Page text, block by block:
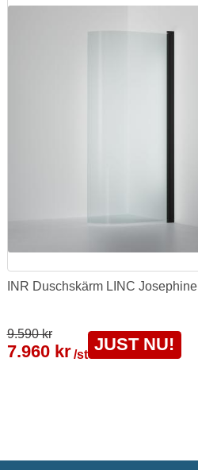
INR Duschskärm LINC Josephine
9.590 kr
7.960 kr /st
JUST NU!